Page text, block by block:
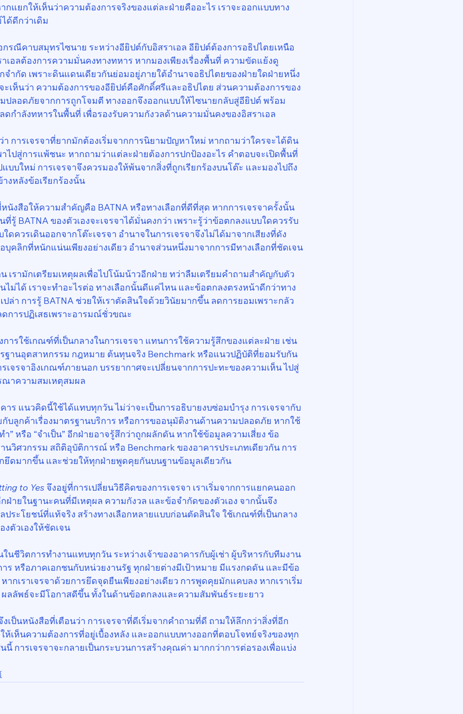
กแยกให้เห็นว่าความต้องการจริงของแต่ละฝ่ายคืออะไร เราจะออกแบบทาง
ด้ดีกว่าเดิม
รณีคาบสมุทรไซนาย ระหว่างอียิปต์กับอิสราเอล อียิปต์ต้องการอธิปไตยเหนือ
เอลต้องการความมั่นคงทางทหาร หากมองเพียงเรื่องพื้นที่ ความขัดแย้งดู
จำกัด เพราะดินแดนเดียวกันย่อมอยู่ภายใต้อำนาจอธิปไตยของฝ่ายใดฝ่ายหนึ่ง
ะเห็นว่า ความต้องการของอียิปต์คือศักดิ์ศรีและอธิปไตย ส่วนความต้องการของ
ปลอดภัยจากการถูกโจมตี ทางออกจึงออกแบบให้ไซนายกลับสู่อียิปต์ พร้อม
ดกำลังทหารในพื้นที่ เพื่อรองรับความกังวลด้านความมั่นคงของอิสราเอล
การเจรจาที่ยากมักต้องเริ่มจากการนิยามปัญหาใหม่ หากถามว่าใครจะได้ดิน
ไปสู่การแพ้ชนะ หากถามว่าแต่ละฝ่ายต้องการปกป้องอะไร คำตอบจะเปิดพื้นที่
บบใหม่ การเจรจาจึงควรมองให้พ้นจากสิ่งที่ถูกเรียกร้องบนโต๊ะ และมองไปถึง
งหลังข้อเรียกร้องนั้น
นังสือให้ความสำคัญคือ BATNA หรือทางเลือกที่ดีที่สุด หากการเจรจาครั้งนั้น
รู้ BATNA ของตัวเองจะเจรจาได้มั่นคงกว่า เพราะรู้ว่าข้อตกลงแบบใดควรรับ
ดควรเดินออกจากโต๊ะเจรจา อำนาจในการเจรจาจึงไม่ได้มาจากเสียงที่ดัง
บุคลิกที่หนักแน่นเพียงอย่างเดียว อำนาจส่วนหนึ่งมาจากการมีทางเลือกที่ชัดเจน
เรามักเตรียมเหตุผลเพื่อไปโน้มน้าวอีกฝ่าย ทว่าลืมเตรียมคำถามสำคัญกับตัว
ไม่ได้ เราจะทำอะไรต่อ ทางเลือกนั้นดีแค่ไหน และข้อตกลงตรงหน้าดีกว่าทาง
ปล่า การรู้ BATNA ช่วยให้เราตัดสินใจด้วยวินัยมากขึ้น ลดการยอมเพราะกลัว
ดการปฏิเสธเพราะอารมณ์ชั่วขณะ
การใช้เกณฑ์ที่เป็นกลางในการเจรจา แทนการใช้ความรู้สึกของแต่ละฝ่าย เช่น
ฐานอุตสาหกรรม กฎหมาย ต้นทุนจริง Benchmark หรือแนวปฏิบัติที่ยอมรับกัน
เจรจาอิงเกณฑ์ภายนอก บรรยากาศจะเปลี่ยนจากการปะทะของความเห็น ไปสู่
ณาความสมเหตุสมผล
าร แนวคิดนี้ใช้ได้แทบทุกวัน ไม่ว่าจะเป็นการอธิบายงบซ่อมบำรุง การเจรจากับ
กับลูกค้าเรื่องมาตรฐานบริการ หรือการขออนุมัติงานด้านความปลอดภัย หากใช้
ำ” หรือ “จำเป็น” อีกฝ่ายอาจรู้สึกว่าถูกผลักดัน หากใช้ข้อมูลความเสี่ยง ข้อ
นวิศวกรรม สถิติอุบัติการณ์ หรือ Benchmark ของอาคารประเภทเดียวกัน การ
ยึดมากขึ้น และช่วยให้ทุกฝ่ายพูดคุยกันบนฐานข้อมูลเดียวกัน
to Yes จึงอยู่ที่การเปลี่ยนวิธีคิดของการเจรจา เราเริ่มจากการแยกคนออก
ฝ่ายในฐานะคนที่มีเหตุผล ความกังวล และข้อจำกัดของตัวเอง จากนั้นจึง
ประโยชน์ที่แท้จริง สร้างทางเลือกหลายแบบก่อนตัดสินใจ ใช้เกณฑ์ที่เป็นกลาง
งตัวเองให้ชัดเจน
ในชีวิตการทำงานแทบทุกวัน ระหว่างเจ้าของอาคารกับผู้เช่า ผู้บริหารกับทีมงาน
ร หรือภาคเอกชนกับหน่วยงานรัฐ ทุกฝ่ายต่างมีเป้าหมาย มีแรงกดดัน และมีข้อ
ากเราเจรจาด้วยการยึดจุดยืนเพียงอย่างเดียว การพูดคุยมักแคบลง หากเราเริ่ม
ผลลัพธ์จะมีโอกาสดีขึ้น ทั้งในด้านข้อตกลงและความสัมพันธ์ระยะยาว
งเป็นหนังสือที่เตือนว่า การเจรจาที่ดีเริ่มจากคำถามที่ดี ถามให้ลึกกว่าสิ่งที่อีก
ให้เห็นความต้องการที่อยู่เบื้องหลัง และออกแบบทางออกที่ตอบโจทย์จริงของทุก
นี้ การเจรจาจะกลายเป็นกระบวนการสร้างคุณค่า มากกว่าการต่อรองเพื่อแบ่ง